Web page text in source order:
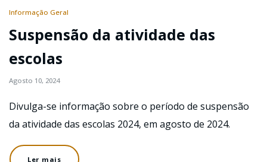
Informação Geral
Suspensão da atividade das
escolas
Agosto 10, 2024
Divulga-se informação sobre o período de suspensão
da atividade das escolas 2024, em agosto de 2024.
Ler mais